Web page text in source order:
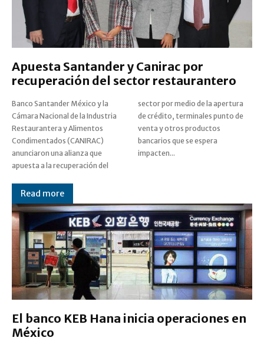
Apuesta Santander y Canirac por
recuperación del sector restaurantero
Banco Santander México y la
Cámara Nacional de la Industria
Restaurantera y Alimentos
Condimentados (CANIRAC)
anunciaron una alianza que
apuesta a la recuperación del
sector por medio de la apertura
de crédito, terminales punto de
venta y otros productos
bancarios que se espera
impacten...
Read more
El banco KEB Hana inicia operaciones en
México